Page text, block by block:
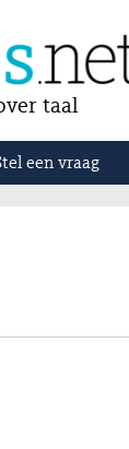
taal
een vraag